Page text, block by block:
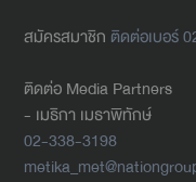
สมัครสมาชิก ติดต่อเบอร์
ติดต่อ Media Partners
- เมธิกา เมธาพิทักษ์
02-338-3198